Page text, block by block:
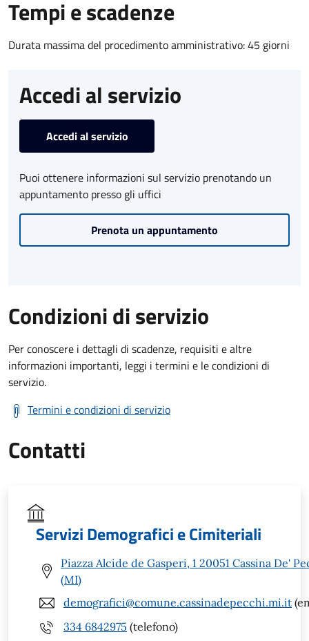
Tempi e scadenze
Durata massima del procedimento amministrativo: 45 giorni
Accedi al servizio
Accedi al servizio
Puoi ottenere informazioni sul servizio prenotando un
appuntamento presso gli uffici
Prenota un appuntamento
Condizioni di servizio
Per conoscere i dettagli di scadenze, requisiti e altre
informazioni importanti, leggi i termini e le condizioni di
servizio.
Termini e condizioni di servizio
Contatti
Servizi Demografici e Cimiteriali
Piazza Alcide de Gasperi, 1 20051 Cassina De'
(MI)
demografici@comune.cassinadepecchi.mi.it
334 6842975 (telefono)